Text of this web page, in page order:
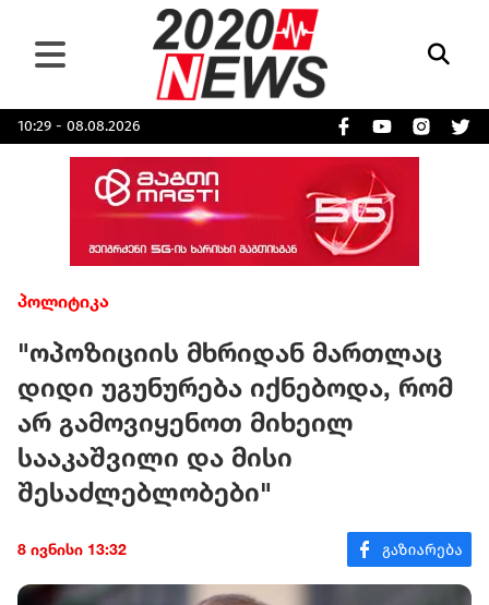
10:29 - 08.08.2026
პოლიტიკა
"ოპოზიციის მხრიდან მართლაც
დიდი უგუნურება იქნებოდა, რომ
არ გამოვიყენოთ მიხეილ
სააკაშვილი და მისი
შესაძლებლობები"
8 ივნისი 13:32